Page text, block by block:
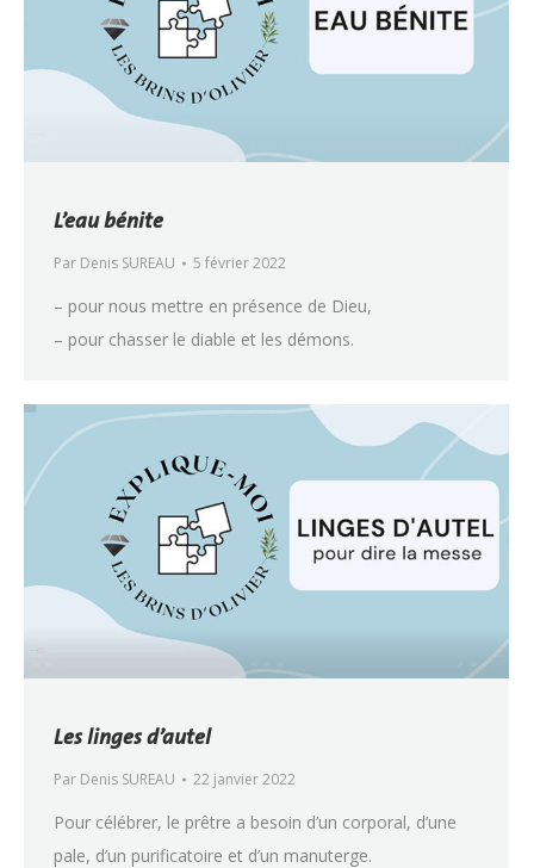
L’eau bénite
Par Denis SUREAU 5 février 2022
– pour nous mettre en présence de Dieu,
– pour chasser le diable et les démons.
Les linges d’autel
Par Denis SUREAU 22 janvier 2022
Pour célébrer, le prêtre a besoin d’un corporal, d’une
pale, d’un purificatoire et d’un manuterge.